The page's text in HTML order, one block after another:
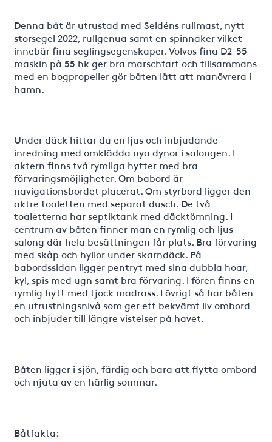
Denna båt är utrustad med Seldéns rullmast, nytt
storsegel 2022, rullgenua samt en spinnaker vilket
innebär fina seglingsegenskaper. Volvos fina D2-55
maskin på 55 hk ger bra marschfart och tillsammans
med en bogpropeller gör båten lätt att manövrera i
hamn.
Under däck hittar du en ljus och inbjudande
inredning med omklädda nya dynor i salongen. I
aktern finns två rymliga hytter med bra
förvaringsmöjligheter. Om babord är
navigationsbordet placerat. Om styrbord ligger den
aktre toaletten med separat dusch. De två
toaletterna har septiktank med däcktömning. I
centrum av båten finner man en rymlig och ljus
salong där hela besättningen får plats. Bra förvaring
med skåp och hyllor under skarndäck. På
babordssidan ligger pentryt med sina dubbla hoar,
kyl, spis med ugn samt bra förvaring. I fören finns en
rymlig hytt med tjock madrass. I övrigt så har båten
en utrustningsnivå som ger ett bekvämt liv ombord
och inbjuder till längre vistelser på havet.
Båten ligger i sjön, färdig och bara att flytta ombord
och njuta av en härlig sommar.
Båtfakta: